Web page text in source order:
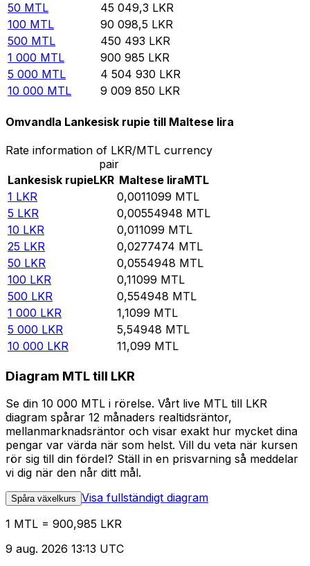
50 MTL 45 049,3 LKR
100 MTL 90 098,5 LKR
500 MTL 450 493 LKR
1 000 MTL 900 985 LKR
5 000 MTL 4 504 930 LKR
10 000 MTL 9 009 850 LKR
Omvandla Lankesisk rupie till Maltese lira
Rate information of LKR/MTL currency
pair
Lankesisk rupieLKR Maltese liraMTL
1 LKR 0,0011099 MTL
5 LKR 0,00554948 MTL
10 LKR 0,011099 MTL
25 LKR 0,0277474 MTL
50 LKR 0,0554948 MTL
100 LKR 0,11099 MTL
500 LKR 0,554948 MTL
1 000 LKR 1,1099 MTL
5 000 LKR 5,54948 MTL
10 000 LKR 11,099 MTL
Diagram MTL till LKR
Se din 10 000 MTL i rörelse. Vårt live MTL till LKR
diagram spårar 12 månaders realtidsräntor,
mellanmarknadsräntor och visar exakt hur mycket dina
pengar var värda när som helst. Vill du veta när kursen
rör sig till din fördel? Ställ in en prisvarning så meddelar
vi dig när den når ditt mål.
Spåra växelkurs Visa fullständigt diagram
1 MTL = 900,985 LKR
9 aug. 2026 13:13 UTC